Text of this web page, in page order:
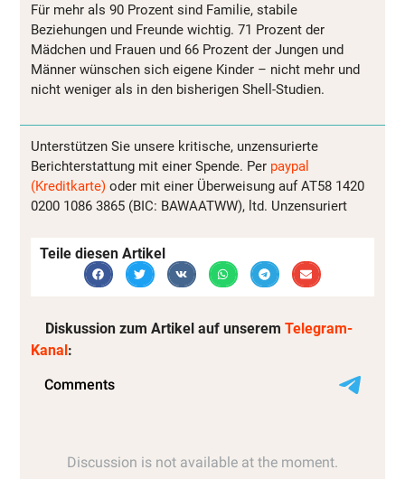
Für mehr als 90 Prozent sind Familie, stabile
Beziehungen und Freunde wichtig. 71 Prozent der
Mädchen und Frauen und 66 Prozent der Jungen und
Männer wünschen sich eigene Kinder – nicht mehr und
nicht weniger als in den bisherigen Shell-Studien.
Unterstützen Sie unsere kritische, unzensurierte
Berichterstattung mit einer Spende. Per paypal
(Kreditkarte) oder mit einer Überweisung auf AT58 1420
0200 1086 3865 (BIC: BAWAATWW), ltd. Unzensuriert
Teile diesen Artikel
Diskussion zum Artikel auf unserem Telegram-
Kanal :